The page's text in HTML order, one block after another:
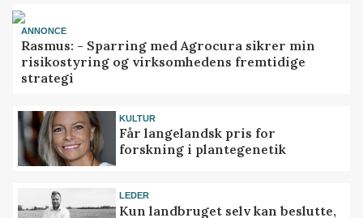
ANNONCE
Rasmus: - Sparring med Agrocura sikrer min
risikostyring og virksomhedens fremtidige
strategi
KULTUR
Får langelandsk pris for
forskning i plantegenetik
LEDER
Kun landbruget selv kan beslutte,